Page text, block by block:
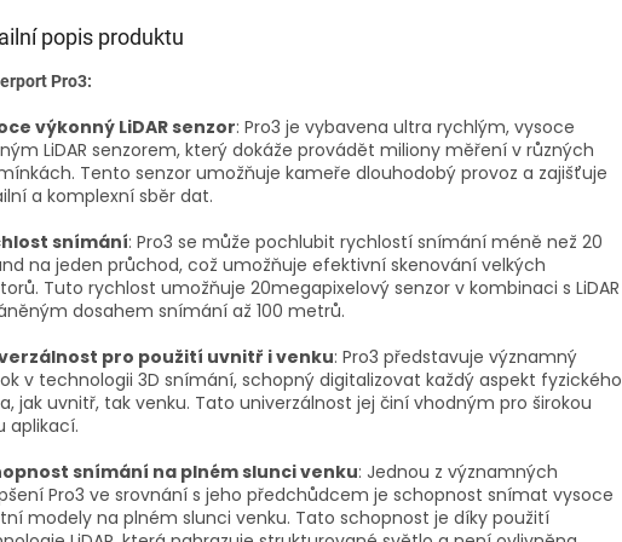
popis produktu
Pro3:
výkonný LiDAR senzor: Pro3 je vybavena ultra rychlým, vysoce
LiDAR senzorem, který dokáže provádět miliony měření v různých
Tento senzor umožňuje kameře dlouhodobý provoz a zajišťuje
a komplexní sběr dat.
snímání: Pro3 se může pochlubit rychlostí snímání méně než 20
na jeden průchod, což umožňuje efektivní skenování velkých
Tuto rychlost umožňuje 20megapixelový senzor v kombinaci s LiDAR
dosahem snímání až 100 metrů.
pro použití uvnitř i venku: Pro3 představuje významný
v technologii 3D snímání, schopný digitalizovat každý aspekt fyzického
jak uvnitř, tak venku. Tato univerzálnost jej činí vhodným pro širokou
aplikací.
snímání na plném slunci venku: Jednou z významných
Pro3 ve srovnání s jeho předchůdcem je schopnost snímat vysoce
modely na plném slunci venku. Tato schopnost je díky použití